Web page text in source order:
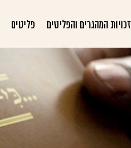
זכויות המהגרים והפליטים פליטים